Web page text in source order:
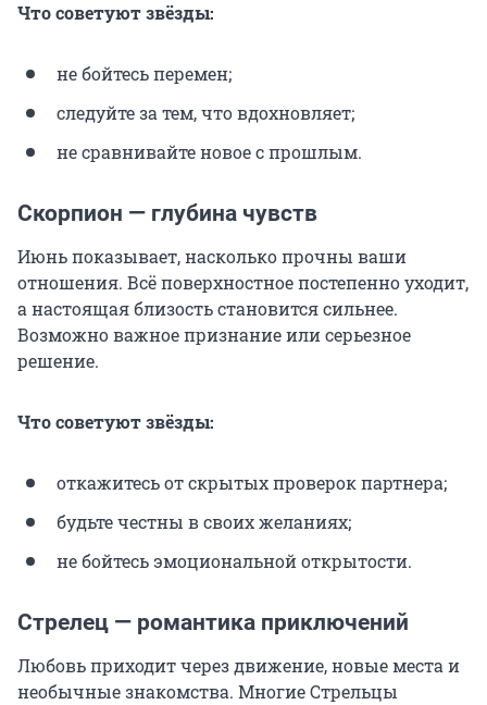
Что советуют звёзды:
не бойтесь перемен;
следуйте за тем, что вдохновляет;
не сравнивайте новое с прошлым.
Скорпион — глубина чувств
Июнь показывает, насколько прочны ваши
отношения. Всё поверхностное постепенно уходит,
а настоящая близость становится сильнее.
Возможно важное признание или серьезное
решение.
Что советуют звёзды:
откажитесь от скрытых проверок партнера;
будьте честны в своих желаниях;
не бойтесь эмоциональной открытости.
Стрелец — романтика приключений
Любовь приходит через движение, новые места и
необычные знакомства. Многие Стрельцы